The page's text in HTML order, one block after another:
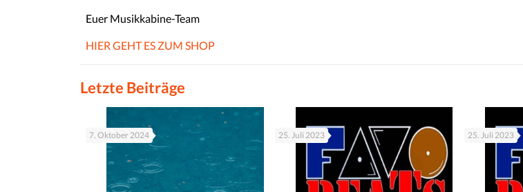
Euer Musikkabine-Team
HIER GEHT ES ZUM SHOP
Letzte Beiträge
7. Oktober 2024 25. Juli 2023 25. Juli 2023